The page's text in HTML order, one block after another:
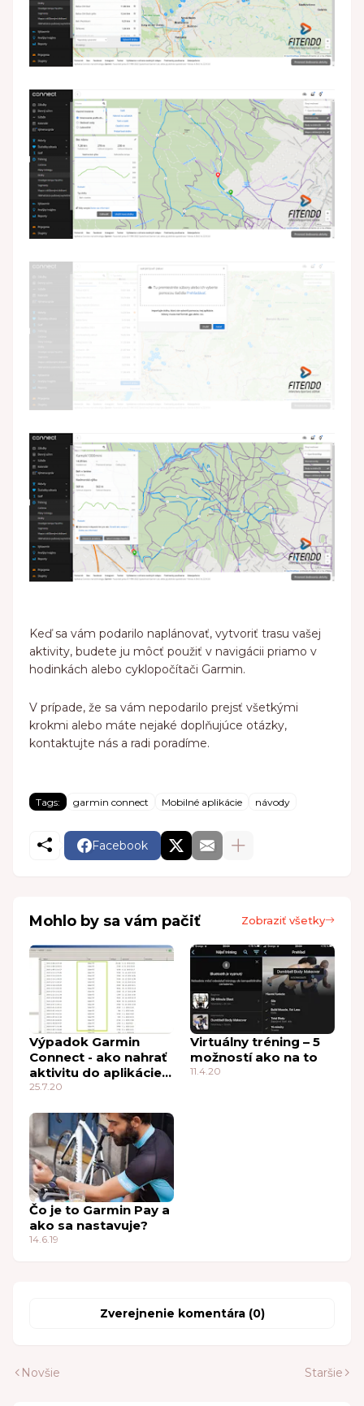
Keď sa vám podarilo naplánovať, vytvoriť trasu vašej
aktivity, budete ju môcť použiť v navigácii priamo v
hodinkách alebo cyklopočítači Garmin.
V prípade, že sa vám nepodarilo prejsť všetkými
krokmi alebo máte nejaké doplňujúce otázky,
kontaktujte nás a radi poradíme.
Tags: garmin connect Mobilné aplikácie návody
Facebook
Mohlo by sa vám pačiť Zobraziť všetky
Výpadok Garmin
Connect - ako nahrať
aktivitu do aplikácie
Strava
25.7.20
Virtuálny tréning – 5
možností ako na to
11.4.20
Čo je to Garmin Pay a
ako sa nastavuje?
14.6.19
Zverejnenie komentára (0)
Novšie Staršie